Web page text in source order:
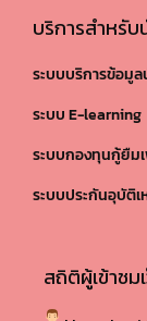
บริการสำหรั
ระบบบริการข้อมู
ระบบ E-learning
ระบบกองทุนกู้ยืม
ระบบประกันอุบัติเ
สถิติผู้เข้าชม